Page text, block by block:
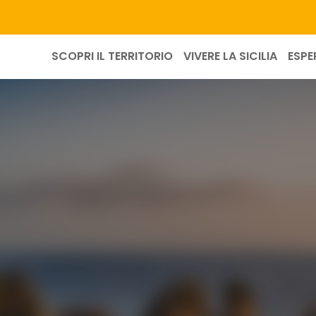
SCOPRI IL TERRITORIO VIVERE LA SICILIA